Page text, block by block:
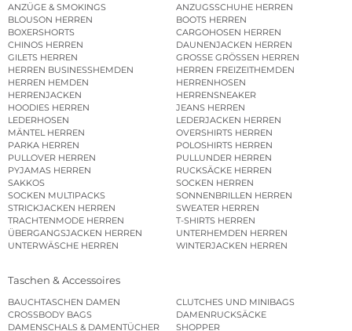
ANZÜGE & SMOKINGS
ANZUGSSCHUHE HERREN
BLOUSON HERREN
BOOTS HERREN
BOXERSHORTS
CARGOHOSEN HERREN
CHINOS HERREN
DAUNENJACKEN HERREN
GILETS HERREN
GROSSE GRÖSSEN HERREN
HERREN BUSINESSHEMDEN
HERREN FREIZEITHEMDEN
HERREN HEMDEN
HERRENHOSEN
HERRENJACKEN
HERRENSNEAKER
HOODIES HERREN
JEANS HERREN
LEDERHOSEN
LEDERJACKEN HERREN
MÄNTEL HERREN
OVERSHIRTS HERREN
PARKA HERREN
POLOSHIRTS HERREN
PULLOVER HERREN
PULLUNDER HERREN
PYJAMAS HERREN
RUCKSÄCKE HERREN
SAKKOS
SOCKEN HERREN
SOCKEN MULTIPACKS
SONNENBRILLEN HERREN
STRICKJACKEN HERREN
SWEATER HERREN
TRACHTENMODE HERREN
T-SHIRTS HERREN
ÜBERGANGSJACKEN HERREN
UNTERHEMDEN HERREN
UNTERWÄSCHE HERREN
WINTERJACKEN HERREN
Taschen & Accessoires
BAUCHTASCHEN DAMEN
CLUTCHES UND MINIBAGS
CROSSBODY BAGS
DAMENRUCKSÄCKE
DAMENSCHALS & DAMENTÜCHER
SHOPPER